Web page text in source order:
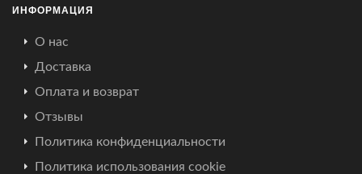
ИНФОРМАЦИЯ
О нас
Доставка
Оплата и возврат
Отзывы
Политика конфиденциальности
Политика использования cookie